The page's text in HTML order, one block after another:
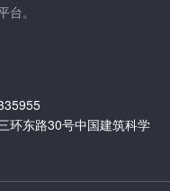
。
环东路30号中国建筑科学